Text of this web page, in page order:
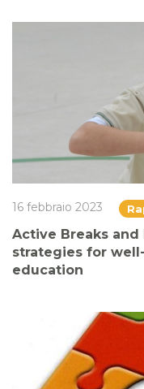
16 febbraio 2023
Active Breaks
strategies for
education